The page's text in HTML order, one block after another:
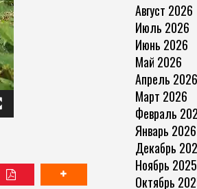
Август 2026
Июль 2026
Июнь 2026
Май 2026
Апрель 2026
Март 2026
Февраль
Январь 2026
Декабрь
Ноябрь 2025
Октябрь